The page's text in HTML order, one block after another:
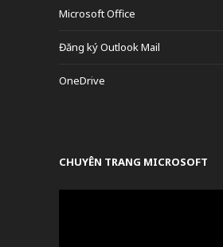
Microsoft Office
Đăng ký Outlook Mail
OneDrive
CHUYÊN TRANG MICROSOFT